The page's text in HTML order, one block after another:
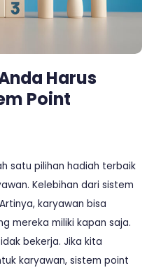
Harus
Point
satu pilihan hadiah terbaik
Kelebihan dari sistem
karyawan bisa
mereka miliki kapan saja.
bekerja. Jika kita
karyawan, sistem point